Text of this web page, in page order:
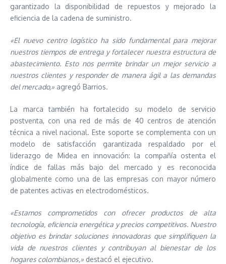
garantizado la disponibilidad de repuestos y mejorado la
eficiencia de la cadena de suministro.
«El nuevo centro logístico ha sido fundamental para mejorar
nuestros tiempos de entrega y fortalecer nuestra estructura de
abastecimiento. Esto nos permite brindar un mejor servicio a
nuestros clientes y responder de manera ágil a las demandas
del mercado,» agregó Barrios.
La marca también ha fortalecido su modelo de servicio
postventa, con una red de más de 40 centros de atención
técnica a nivel nacional. Este soporte se complementa con un
modelo de satisfacción garantizada respaldado por el
liderazgo de Midea en innovación: la compañía ostenta el
índice de fallas más bajo del mercado y es reconocida
globalmente como una de las empresas con mayor número
de patentes activas en electrodomésticos.
«Estamos comprometidos con ofrecer productos de alta
tecnología, eficiencia energética y precios competitivos. Nuestro
objetivo es brindar soluciones innovadoras que simplifiquen la
vida de nuestros clientes y contribuyan al bienestar de los
hogares colombianos,» destacó el ejecutivo.